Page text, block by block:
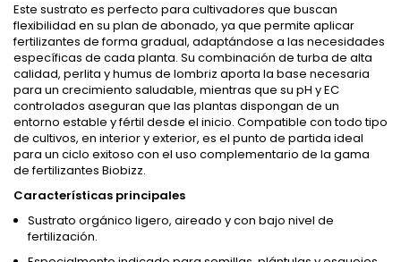
Este sustrato es perfecto para cultivadores que buscan
flexibilidad en su plan de abonado, ya que permite aplicar
fertilizantes de forma gradual, adaptándose a las necesidades
específicas de cada planta. Su combinación de turba de alta
calidad, perlita y humus de lombriz aporta la base necesaria
para un crecimiento saludable, mientras que su pH y EC
controlados aseguran que las plantas dispongan de un
entorno estable y fértil desde el inicio. Compatible con todo tipo
de cultivos, en interior y exterior, es el punto de partida ideal
para un ciclo exitoso con el uso complementario de la gama
de fertilizantes Biobizz.
Características principales
Sustrato orgánico ligero, aireado y con bajo nivel de
fertilización.